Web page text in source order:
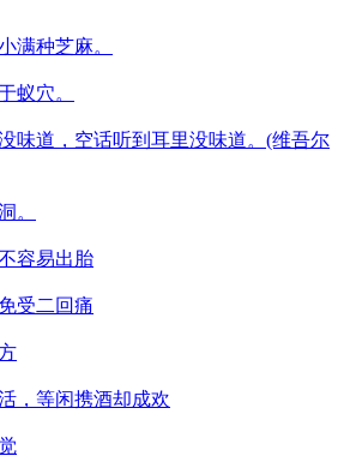
满种芝麻。
蚁穴。
味道，空话听到耳里没味道。(维吾尔
。
容易出胎
受二回痛
，等闲携酒却成欢